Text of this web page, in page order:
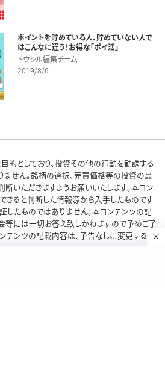
ポイントを貯めている人、貯めていない人で
はこんなに違う！お得な「ポイ活」
トウシル編集チーム
2019/8/6
的としており、投資その他の行動を勧誘する
ません。銘柄の選択、売買価格等の投資の最
いただきますようお願いいたします。本コン
きると判断した情報源から入手したものです
したものではありません。本コンテンツの記
等には一切お答え致しかねますので予めご了
テンツの記載内容は、予告なしに変更するこ